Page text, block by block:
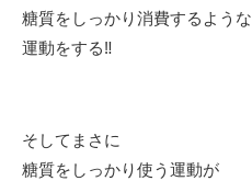
糖質をしっかり消費するような
運動をする‼️
そしてまさに
糖質をしっかり使う運動が